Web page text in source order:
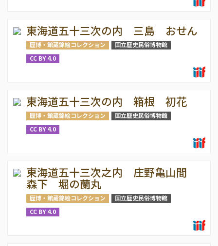
東海道五十三次の内 三島 おせん
歴博・館蔵錦絵コレクション
国立歴史民俗博物館
CC BY 4.0
東海道五十三次の内 箱根 初花
歴博・館蔵錦絵コレクション
国立歴史民俗博物館
CC BY 4.0
東海道五十三次之内 庄野亀山間
森下 堀の蘭丸
歴博・館蔵錦絵コレクション
国立歴史民俗博物館
CC BY 4.0